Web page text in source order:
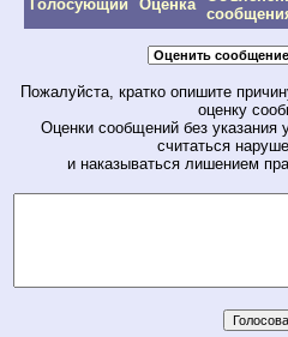
Голосующий Оценка
Пожалуйста, кратко опишите
оценку
Оценки сообщений без указания
считаться
и наказываться лишением